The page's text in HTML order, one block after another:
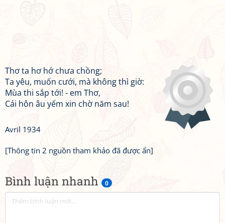
Bình luận nhanh 0
Thơ ta hơ hớ chưa chồng;
Ta yêu, muốn cưới, mà không thì giờ:
Mùa thi sắp tới! - em Thơ,
Cái hôn âu yếm xin chờ năm sau!
Avril 1934
[Thông tin 2 nguồn tham khảo đã được ẩn]